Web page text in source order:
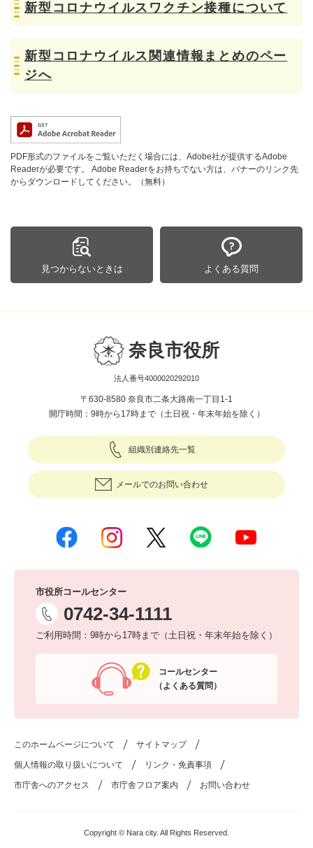
新型コロナウイルスワクチン接種について
新型コロナウイルス関連情報まとめのペー
ジへ
PDF形式のファイルをご覧いただく場合には、Adobe社が提供するAdobe
Readerが必要です。
Adobe Readerをお持ちでない方は、バナーのリンク先
からダウンロードしてください。（無料）
見つからないときは よくある質問
奈良市役所
法人番号4000020292010
〒630-8580 奈良市二条大路南一丁目1-1
開庁時間：9時から17時まで（土日祝・年末年始を除く）
組織別連絡先一覧
メールでのお問い合わせ
市役所コールセンター
0742-34-1111
ご利用時間：9時から17時まで（土日祝・年末年始を除く）
コールセンター
（よくある質問）
このホームページについて サイトマップ
個人情報の取り扱いについて リンク・免責事項
市庁舎へのアクセス 市庁舎フロア案内 お問い合わせ
Copyright © Nara city. All Rights Reserved.